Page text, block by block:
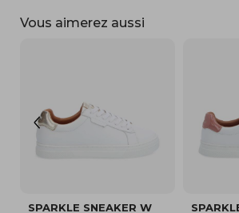
Vous aimerez aussi
W SHEFFIELD GOLF W